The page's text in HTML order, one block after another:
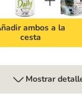
ambos a la
cesta
Mostrar